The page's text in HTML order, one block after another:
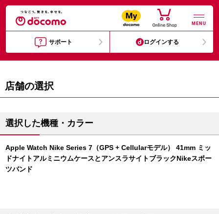
MENU
サポート ログインする
店舗の選択
選択した機種・カラー
Apple Watch Nike Series 7（GPS + Cellularモデル） 41mm ミッ
ドナイトアルミニウムケースとアンスラサイトブラックNikeスポー
ツバンド